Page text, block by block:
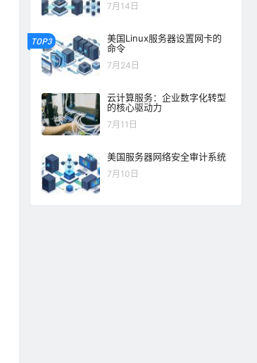
7月14日
TOP3
美国Linux服务器设置网卡的
命令
7月24日
云计算服务：企业数字化转型
的核心驱动力
7月11日
美国服务器网络安全审计系统
7月10日